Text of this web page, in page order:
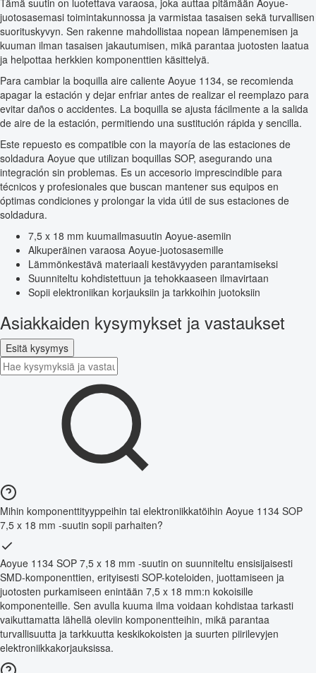
juotosasemasi toimintakunnossa ja varmistaa tasaisen sekä turvallisen
suorituskyvyn. Sen rakenne mahdollistaa nopean lämpenemisen ja
kuuman ilman tasaisen jakautumisen, mikä parantaa juotosten laatua
ja helpottaa herkkien komponenttien käsittelyä.
Para cambiar la boquilla aire caliente Aoyue 1134, se recomienda
apagar la estación y dejar enfriar antes de realizar el reemplazo para
evitar daños o accidentes. La boquilla se ajusta fácilmente a la salida
de aire de la estación, permitiendo una sustitución rápida y sencilla.
Este repuesto es compatible con la mayoría de las estaciones de
soldadura Aoyue que utilizan boquillas SOP, asegurando una
integración sin problemas. Es un accesorio imprescindible para
técnicos y profesionales que buscan mantener sus equipos en
óptimas condiciones y prolongar la vida útil de sus estaciones de
soldadura.
7,5 x 18 mm kuumailmasuutin Aoyue-asemiin
Alkuperäinen varaosa Aoyue-juotosasemille
Lämmönkestävä materiaali kestävyyden parantamiseksi
Suunniteltu kohdistettuun ja tehokkaaseen ilmavirtaan
Sopii elektroniikan korjauksiin ja tarkkoihin juotoksiin
Asiakkaiden kysymykset ja vastaukset
Esitä kysymys
Mihin komponenttityyppeihin tai elektroniikkatöihin Aoyue 1134 SOP
7,5 x 18 mm -suutin sopii parhaiten?
Aoyue 1134 SOP 7,5 x 18 mm -suutin on suunniteltu ensisijaisesti
SMD-komponenttien, erityisesti SOP-koteloiden, juottamiseen ja
juotosten purkamiseen enintään 7,5 x 18 mm:n kokoisille
komponenteille. Sen avulla kuuma ilma voidaan kohdistaa tarkasti
vaikuttamatta lähellä oleviin komponentteihin, mikä parantaa
turvallisuutta ja tarkkuutta keskikokoisten ja suurten piirilevyjen
elektroniikkakorjauksissa.